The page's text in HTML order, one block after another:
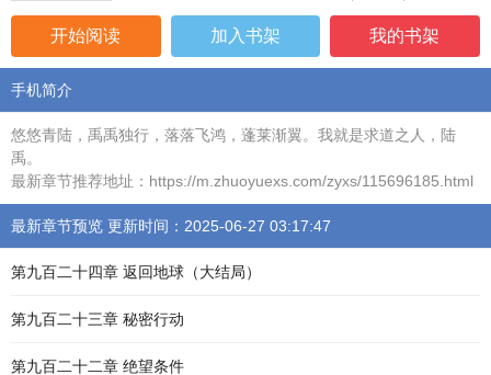
开始阅读 加入书架 我的书架
手机简介
悠悠青陆，禹禹独行，落落飞鸿，蓬莱渐翼。我就是求道之人，陆
禹。
最新章节推荐地址：https://m.zhuoyuexs.com/zyxs/115696185.html
最新章节预览 更新时间：2025-06-27 03:17:47
第九百二十四章 返回地球（大结局）
第九百二十三章 秘密行动
第九百二十二章 绝望条件